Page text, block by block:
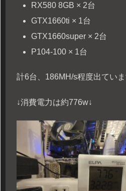
RX580 8GB × 2台
GTX1660ti × 1台
GTX1660super × 2台
P104-100 × 1台
計6台、186MH/s程度出ていま
↓消費電力は約776w↓